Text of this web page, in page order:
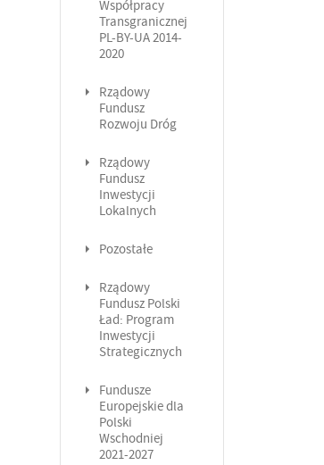
Współpracy
Transgranicznej
PL-BY-UA 2014-
2020
Rządowy
Fundusz
Rozwoju Dróg
Rządowy
Fundusz
Inwestycji
Lokalnych
Pozostałe
Rządowy
Fundusz Polski
Ład: Program
Inwestycji
Strategicznych
Fundusze
Europejskie dla
Polski
Wschodniej
2021-2027